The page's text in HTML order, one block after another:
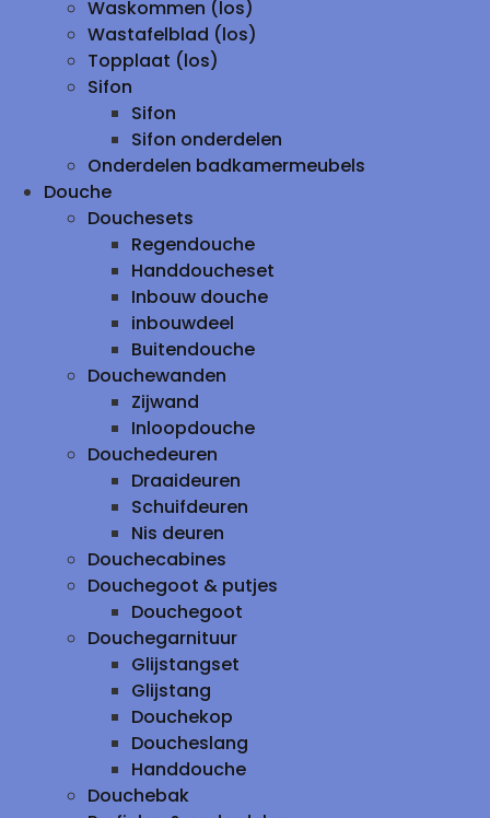
Waskommen (los)
Wastafelblad (los)
Topplaat (los)
Sifon
Sifon
Sifon onderdelen
Onderdelen badkamermeubels
Douche
Douchesets
Regendouche
Handdoucheset
Inbouw douche
inbouwdeel
Buitendouche
Douchewanden
Zijwand
Inloopdouche
Douchedeuren
Draaideuren
Schuifdeuren
Nis deuren
Douchecabines
Douchegoot & putjes
Douchegoot
Douchegarnituur
Glijstangset
Glijstang
Douchekop
Doucheslang
Handdouche
Douchebak